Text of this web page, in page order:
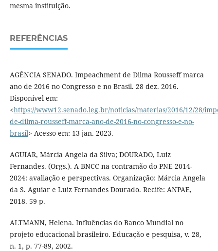
mesma instituição.
REFERÊNCIAS
AGÊNCIA SENADO. Impeachment de Dilma Rousseff marca
ano de 2016 no Congresso e no Brasil. 28 dez. 2016.
Disponível em:
<https://www12.senado.leg.br/noticias/materias/2016/12/28/
de-dilma-rousseff-marca-ano-de-2016-no-congresso-e-no-
brasil> Acesso em: 13 jan. 2023.
AGUIAR, Márcia Angela da Silva; DOURADO, Luiz
Fernandes. (Orgs.). A BNCC na contramão do PNE 2014-
2024: avaliação e perspectivas. Organização: Márcia Angela
da S. Aguiar e Luiz Fernandes Dourado. Recife: ANPAE,
2018. 59 p.
ALTMANN, Helena. Influências do Banco Mundial no
projeto educacional brasileiro. Educação e pesquisa, v. 28,
n. 1, p. 77-89, 2002.